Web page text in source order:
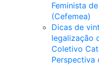
Feminista
(Cefemea)
Dicas de
legalização
Coletivo
Perspectiva